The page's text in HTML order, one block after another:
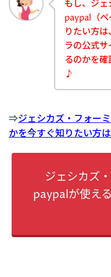
もし、ジ
paypal（
りたい方
ラの公式
るのかを
♪
⇒ジェシカズ・フォー
かを今すぐ知りたい方
ジェシカズ
paypalが使え